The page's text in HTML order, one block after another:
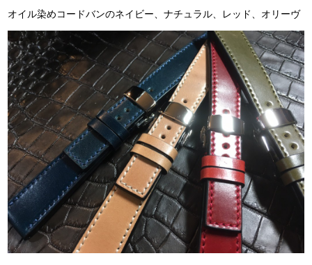
オイル染めコードバンのネイビー、ナチュラル、レッド、オリーヴ